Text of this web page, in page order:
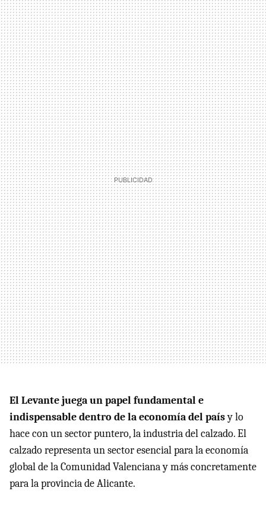
El Levante juega un papel fundamental e
indispensable dentro de la economía del paísy lo
hace con un sector puntero, la industria del calzado. El
calzado representa un sector esencial para la economía
global de la Comunidad Valenciana y más concretamente
para la provincia de Alicante.